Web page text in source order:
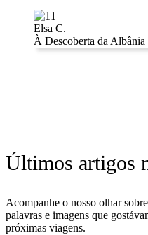
Elsa C.
À Descoberta da Albânia
Últimos artigos
Acompanhe o nosso olhar
palavras e imagens que
próximas viagens.